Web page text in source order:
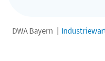
DWA Bayern